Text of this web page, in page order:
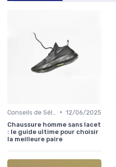
• 12/06/2025
Chaussure homme sans lacet
: le guide ultime pour choisir
la meilleure paire